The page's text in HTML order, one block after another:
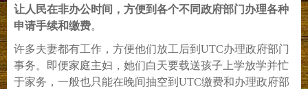
让人民在非办公时间，方便到各个不同政府部门办理各种
申请手续和缴费。
许多夫妻都有工作，方便他们放工后到UTC办理政府部门
事务。即便家庭主妇，她们白天要载送孩子上学放学并忙
于家务，一般也只能在晚间抽空到UTC缴费和办理政府部